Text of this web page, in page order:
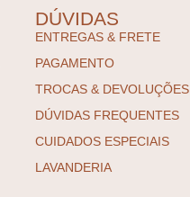
DÚVIDAS
ENTREGAS & FRETE
PAGAMENTO
TROCAS & DEVOLUÇÕES
DÚVIDAS FREQUENTES
CUIDADOS ESPECIAIS
LAVANDERIA